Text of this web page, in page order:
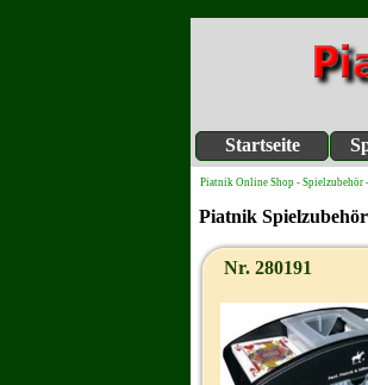
Startseite
Piatnik Online Shop - Spielzubehör
Piatnik
Nr. 280191